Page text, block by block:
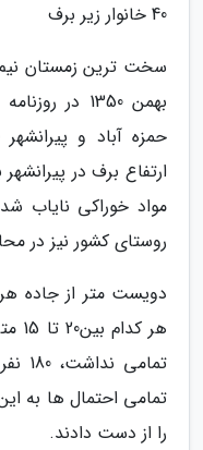
40 خانوار زیر برف
بهمن 1350
روستای کشور نیز در
دویست متر از جاده
هر
تمامی احتمال ها به
را از دست دادند.